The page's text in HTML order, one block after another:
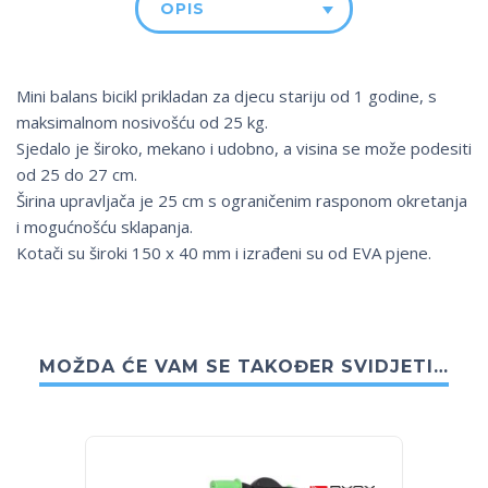
OPIS
Mini balans bicikl prikladan za djecu stariju od 1 godine, s
maksimalnom nosivošću od 25 kg.
Sjedalo je široko, mekano i udobno, a visina se može podesiti
od 25 do 27 cm.
Širina upravljača je 25 cm s ograničenim rasponom okretanja
i mogućnošću sklapanja.
Kotači su široki 150 x 40 mm i izrađeni su od EVA pjene.
MOŽDA ĆE VAM SE TAKOĐER SVIDJETI…